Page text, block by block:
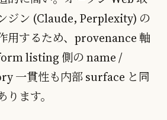
ジン (Claude, Perplexity) の
用するため、provenance 軸
listing 側の name /
一貫性も内部 surface と同
ます。